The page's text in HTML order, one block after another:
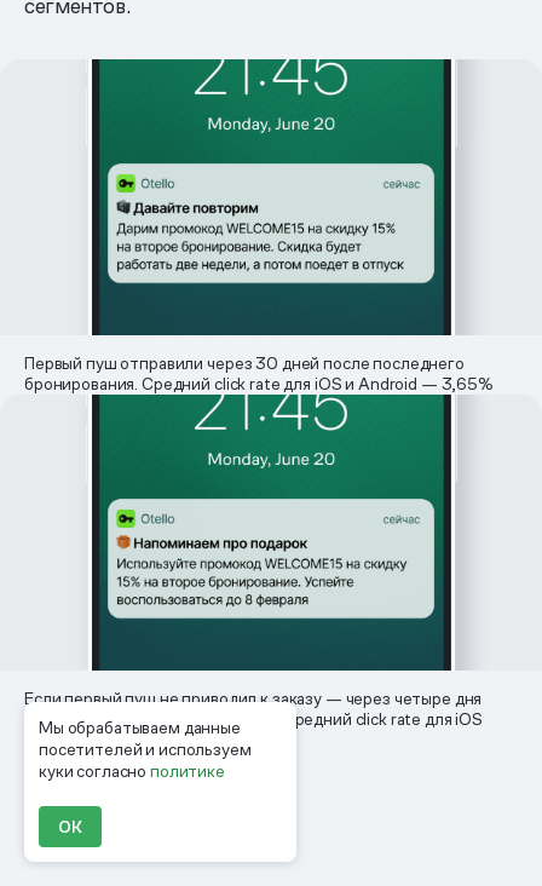
Мы обрабатываем данные
посетителей и используем
куки согласнополитике
ОК
Первый пуш отправили через 30 дней после последнего
бронирования. Средний click rate для iOS и Android — 3,65%
Если первый пуш не приводил к заказу — через четыре дня
пользователь получал еще один. Средний click rate для iOS
и Android — 3,25%
Планы